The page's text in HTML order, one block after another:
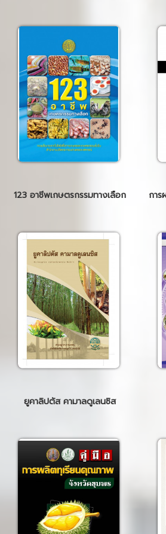
123 อาชีพเกษตรกรรมทางเลือก
ยูคาลิปตัส คามาลดูเลนซิส